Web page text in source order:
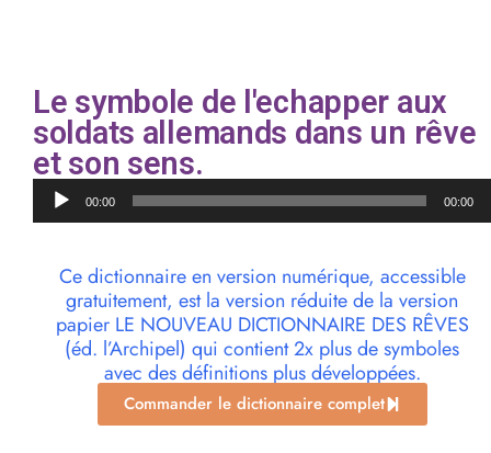
Le symbole de l'echapper aux
soldats allemands dans un rêve
et son sens.
Lecteur
audio00:00 00:00
Ce dictionnaire en version numérique, accessible
gratuitement, est la version réduite de la version
papier LE NOUVEAU DICTIONNAIRE DES RÊVES
(éd. l’Archipel) qui contient 2x plus de symboles
avec des définitions plus développées.
Commander le dictionnaire complet